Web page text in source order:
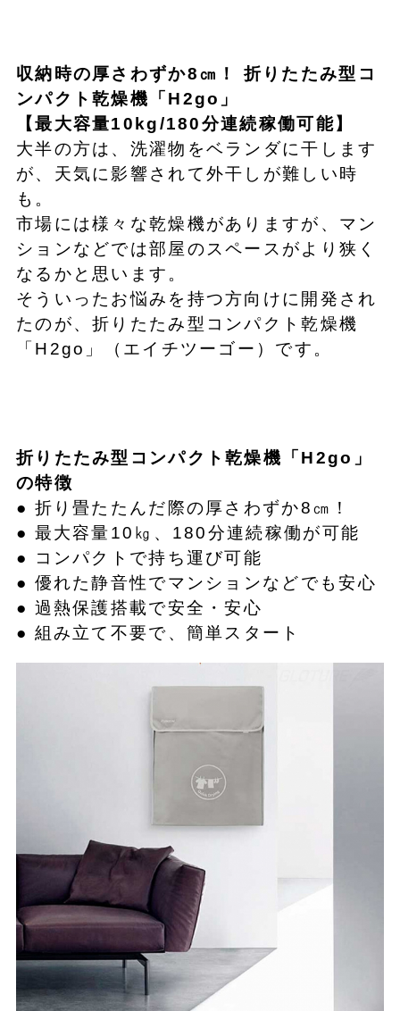
収納時の厚さわずか8㎝！ 折りたたみ型コ
ンパクト乾燥機「H2go」
【最大容量10kg/180分連続稼働可能】
大半の方は、洗濯物をベランダに干します
が、天気に影響されて外干しが難しい時
も。
市場には様々な乾燥機がありますが、マン
ションなどでは部屋のスペースがより狭く
なるかと思います。
そういったお悩みを持つ方向けに開発され
たのが、折りたたみ型コンパクト乾燥機
「H2go」（エイチツーゴー）です。
折りたたみ型コンパクト乾燥機「H2go」
の特徴
● 折り畳たたんだ際の厚さわずか8㎝！
● 最大容量10㎏、180分連続稼働が可能
● コンパクトで持ち運び可能
● 優れた静音性でマンションなどでも安心
● 過熱保護搭載で安全・安心
● 組み立て不要で、簡単スタート